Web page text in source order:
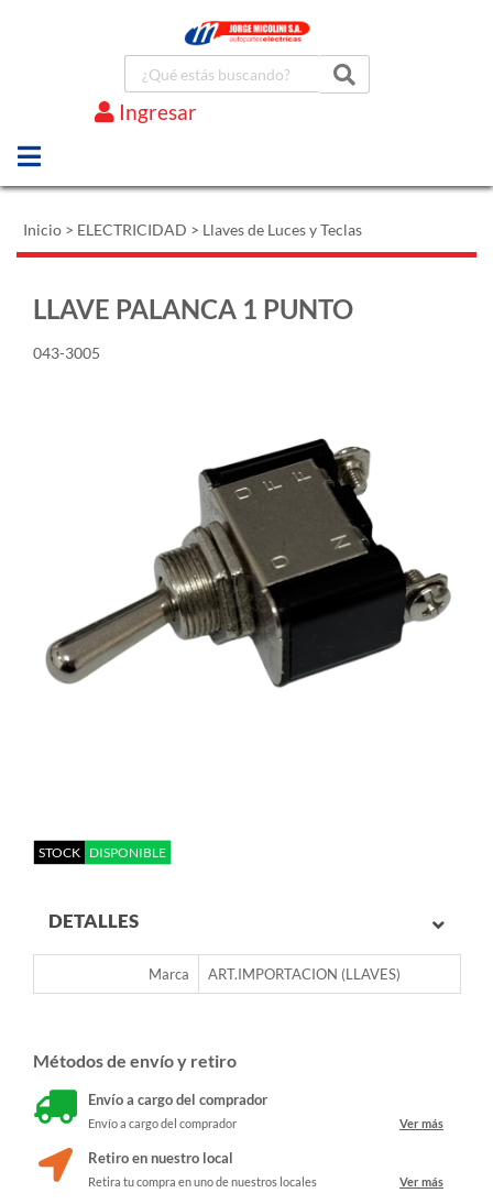
Ingresar
Inicio > ELECTRICIDAD > Llaves de Luces y Teclas
LLAVE PALANCA 1 PUNTO
043-3005
STOCK DISPONIBLE
DETALLES
Marca ART.IMPORTACION (LLAVES)
Métodos de envío y retiro
Envío a cargo del comprador
Envío a cargo del comprador Ver más
Retiro en nuestro local
Retira tu compra en uno de nuestros locales Ver más